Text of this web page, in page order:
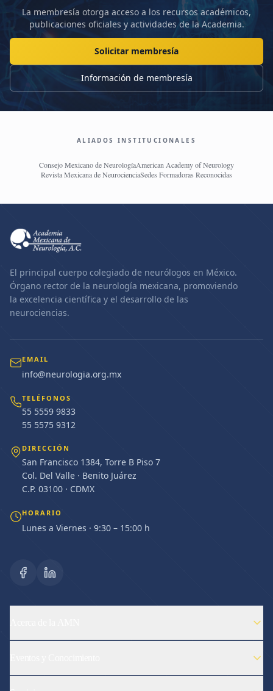
La membresía otorga acceso a los recursos académicos,
publicaciones oficiales y actividades de la Academia.
Solicitar membresía
Información de membresía
ALIADOS INSTITUCIONALES
Consejo Mexicano de NeurologíaAmerican Academy of Neurology
Revista Mexicana de NeurocienciaSedes Formadoras Reconocidas
El principal cuerpo colegiado de neurólogos en México.
Órgano rector de la neurología mexicana, promoviendo
la excelencia científica y el desarrollo de las
neurociencias.
EMAIL
info@neurologia.org.mx
TELÉFONOS
55 5559 9833
55 5575 9312
DIRECCIÓN
San Francisco 1384, Torre B Piso 7
Col. Del Valle · Benito Juárez
C.P. 03100 · CDMX
HORARIO
Lunes a Viernes · 9:30 – 15:00 h